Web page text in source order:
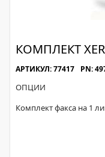
КОМПЛЕКТ
АРТИКУЛ: 77417 PN:
ОПЦИИ
Комплект факса на 1